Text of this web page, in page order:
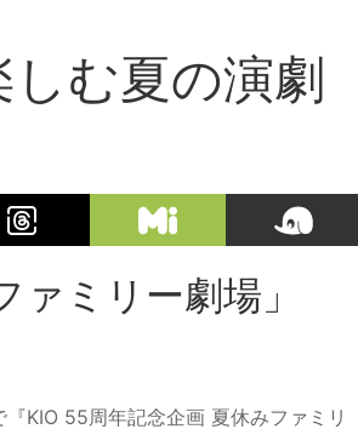
む夏の演劇
ミリー劇場」
KIO 55周年記念企画 夏休みファミリ